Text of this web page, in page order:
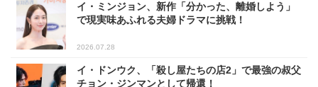
イ・ミンジョン、新作「分かった、離婚しよう」
で現実味あふれる夫婦ドラマに挑戦！
2026.07.28
イ・ドンウク、「殺し屋たちの店2」で最強の叔父
チョン・ジンマンとして帰還！